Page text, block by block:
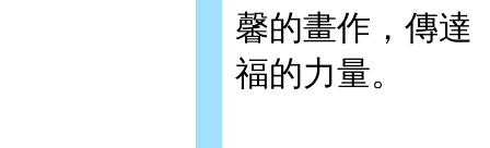
馨的畫作，傳達
福的力量。